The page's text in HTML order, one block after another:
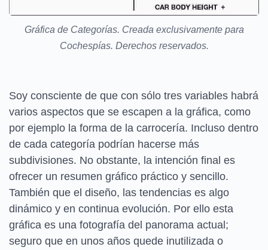
Gráfica de Categorías. Creada exclusivamente para
Cochespías. Derechos reservados.
Soy consciente de que con sólo tres variables habrá
varios aspectos que se escapen a la gráfica, como
por ejemplo la forma de la carrocería. Incluso dentro
de cada categoría podrían hacerse más
subdivisiones. No obstante, la intención final es
ofrecer un resumen gráfico práctico y sencillo.
También que el diseño, las tendencias es algo
dinámico y en continua evolución. Por ello esta
gráfica es una fotografía del panorama actual;
seguro que en unos años quede inutilizada o